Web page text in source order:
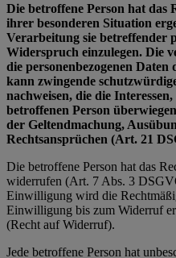
Die betroffene Person hat das
ihrer besonderen Situation
Verarbeitung sie betreffender
Widerspruch einzulegen. Die
die personenbezogenen Daten
kann zwingende
nachweisen, die die
betroffenen Person
der Geltendmachung,
Rechtsansprüchen (Art. 21
Die betroffene Person hat das
widerrufen (Art. 7 Abs. 3
Einwilligung wird die
Einwilligung bis zum Widerruf
(Recht auf Widerruf).
Jede betroffene Person hat